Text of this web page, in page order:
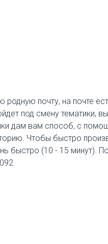
почту, на почте
под смену тематики,
дам вам способ, с
Чтобы быстро
быстро (10 - 15 минут).